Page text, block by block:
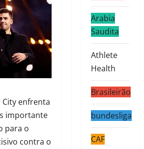
City enfrenta
importante
para o
contra o
Arabia
Saudita
Athlete
Health
Brasileirão
bundesliga
CAF